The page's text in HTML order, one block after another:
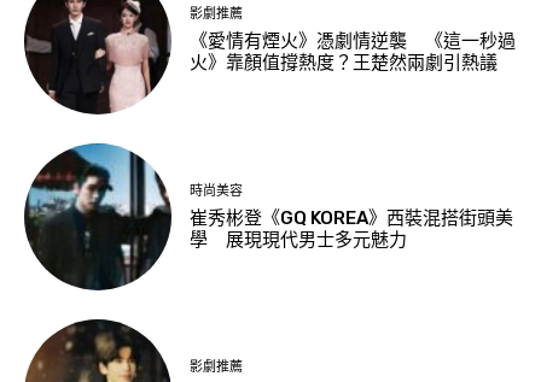
影劇推薦
《愛情有煙火》憑劇情逆襲 《這一秒過
火》靠顏值撐熱度？王楚然兩劇引熱議
時尚美容
崔秀彬登《GQ KOREA》西裝混搭街頭美
學 展現現代男士多元魅力
影劇推薦